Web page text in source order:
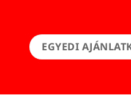
EGYEDI